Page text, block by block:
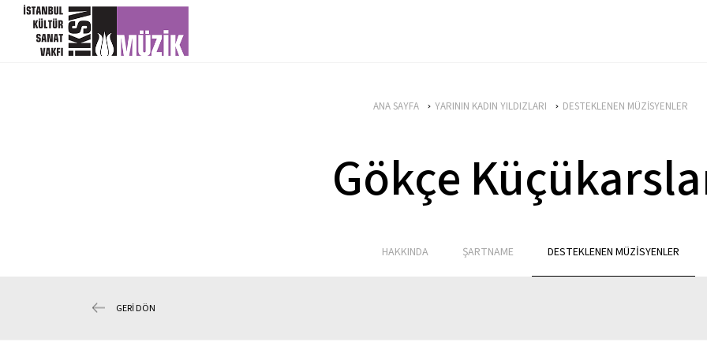
ANA SAYFA YARININ KADIN YILDIZLARI DESTEKLENEN MÜZİSYENLER
Gökçe
HAKKINDA ŞARTNAME DESTEKLENEN MÜZİSYENLER
GERİ DÖN